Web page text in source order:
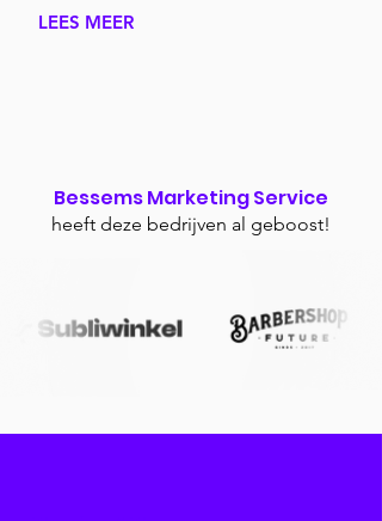
LEES MEER
Bessems Marketing Service
heeft deze bedrijven al geboost!